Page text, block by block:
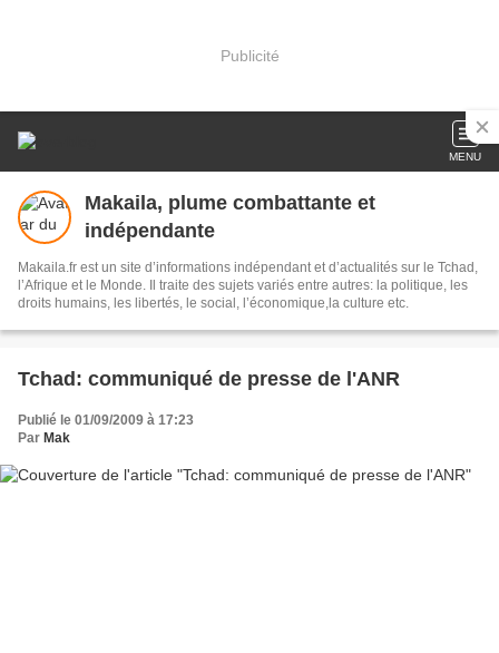
Publicité
MENU
Makaila, plume combattante et
indépendante
Makaila.fr est un site d’informations indépendant et d’actualités sur le Tchad,
l’Afrique et le Monde. Il traite des sujets variés entre autres: la politique, les
droits humains, les libertés, le social, l’économique,la culture etc.
Tchad: communiqué de presse de l'ANR
Publié le 01/09/2009 à 17:23
Par Mak